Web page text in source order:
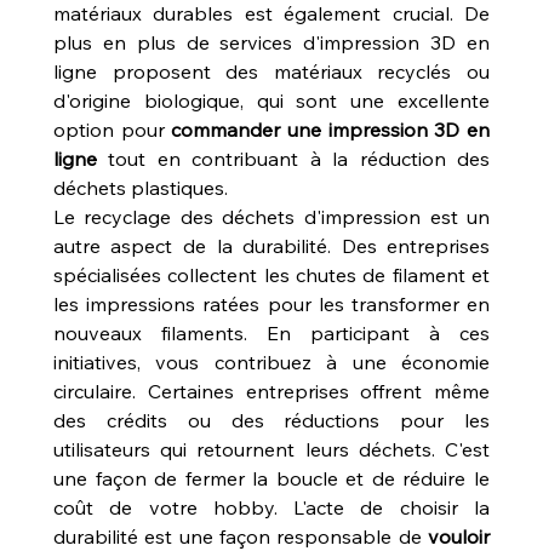
matériaux durables est également crucial. De
plus en plus de services d'impression 3D en
ligne proposent des matériaux recyclés ou
d'origine biologique, qui sont une excellente
option pour commander une impression 3D en
ligne tout en contribuant à la réduction des
déchets plastiques.
Le recyclage des déchets d'impression est un
autre aspect de la durabilité. Des entreprises
spécialisées collectent les chutes de filament et
les impressions ratées pour les transformer en
nouveaux filaments. En participant à ces
initiatives, vous contribuez à une économie
circulaire. Certaines entreprises offrent même
des crédits ou des réductions pour les
utilisateurs qui retournent leurs déchets. C'est
une façon de fermer la boucle et de réduire le
coût de votre hobby. L'acte de choisir la
durabilité est une façon responsable de vouloir